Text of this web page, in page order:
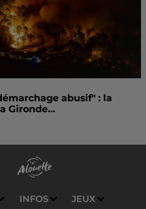
abusif" : la
Gironde...
INFOS JEUX